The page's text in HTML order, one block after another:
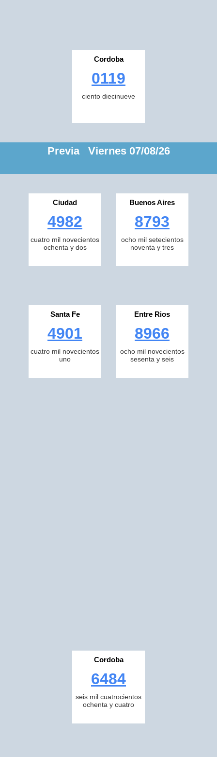
Cordoba
0119
ciento diecinueve
Previa Viernes 07/08/26
Ciudad
4982
cuatro mil novecientos
ochenta y dos
Buenos Aires
8793
ocho mil setecientos
noventa y tres
Santa Fe
4901
cuatro mil novecientos
uno
Entre Rios
8966
ocho mil novecientos
sesenta y seis
Cordoba
6484
seis mil cuatrocientos
ochenta y cuatro